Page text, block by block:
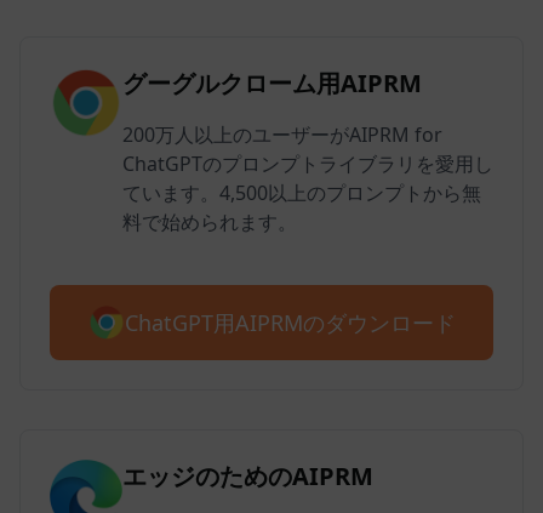
グーグルクローム用AIPRM
200万人以上のユーザーがAIPRM for
ChatGPTのプロンプトライブラリを愛用し
ています。4,500以上のプロンプトから無
料で始められます。
ChatGPT用AIPRMのダウンロード
エッジのためのAIPRM